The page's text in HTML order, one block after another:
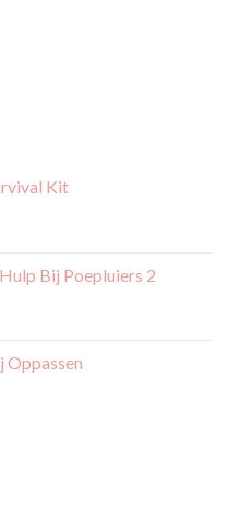
Kit
Bij Poepluiers 2
Oppassen